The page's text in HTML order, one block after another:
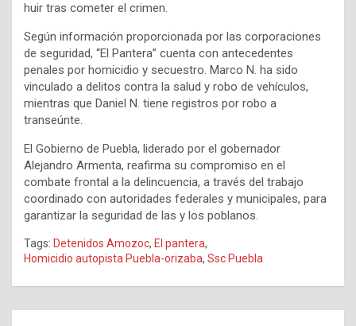
huir tras cometer el crimen.
Según información proporcionada por las corporaciones
de seguridad, “El Pantera” cuenta con antecedentes
penales por homicidio y secuestro. Marco N. ha sido
vinculado a delitos contra la salud y robo de vehículos,
mientras que Daniel N. tiene registros por robo a
transeúnte.
El Gobierno de Puebla, liderado por el gobernador
Alejandro Armenta, reafirma su compromiso en el
combate frontal a la delincuencia, a través del trabajo
coordinado con autoridades federales y municipales, para
garantizar la seguridad de las y los poblanos.
Tags: Detenidos Amozoc, El pantera,
Homicidio autopista Puebla-orizaba, Ssc Puebla